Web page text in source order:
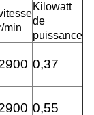
min
Kilowatt
de
puissance
0,37
0,55